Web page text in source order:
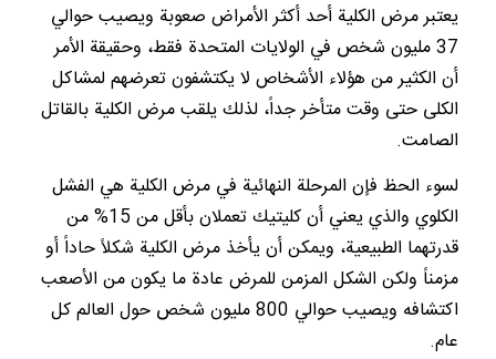
يعتبر مرض الكلية أحد أكثر الأمراض صعوبة ويصيب حوالي
37 مليون شخص في الولايات المتحدة فقط، وحقيقة الأمر
أن الكثير من هؤلاء الأشخاص لا يكتشفون تعرضهم لمشاكل
الكلى حتى وقت متأخر جداً، لذلك يلقب مرض الكلية بالقاتل
الصامت.
لسوء الحظ فإن المرحلة النهائية في مرض الكلية هي الفشل
الكلوي والذي يعني أن كليتيك تعملان بأقل من 15% من
قدرتهما الطبيعية، ويمكن أن يأخذ مرض الكلية شكلاً حاداً أو
مزمناً ولكن الشكل المزمن للمرض عادة ما يكون من الأصعب
اكتشافه ويصيب حوالي 800 مليون شخص حول العالم كل
عام.